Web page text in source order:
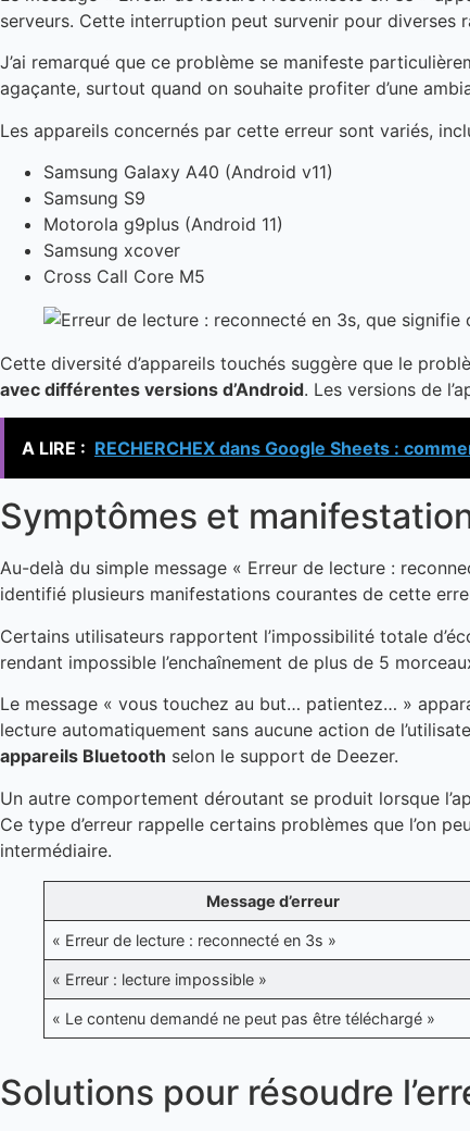
serveurs. Cette interruption peut survenir pour diverses
J’ai remarqué que ce problème se manifeste
agaçante, surtout quand on souhaite profiter d’une
Les appareils concernés par cette erreur sont variés,
Samsung Galaxy A40 (Android v11)
Samsung S9
Motorola g9plus (Android 11)
Samsung xcover
Cross Call Core M5
Cette diversité d’appareils touchés suggère que le
avec différentes versions d’Android. Les versions de
A LIRE : RECHERCHEX dans Google Sheets :
Symptômes et
Au-delà du simple message « Erreur de lecture :
identifié plusieurs manifestations courantes de cette
Certains utilisateurs rapportent l’impossibilité totale
rendant impossible l’enchaînement de plus de 5
Le message « vous touchez au but… patientez… »
lecture automatiquement sans aucune action de
appareils Bluetooth selon le support de Deezer.
Un autre comportement déroutant se produit lorsque
Ce type d’erreur rappelle certains problèmes que l’on
intermédiaire.
Message d’erreur
« Erreur de lecture : reconnecté en 3s »
« Erreur : lecture impossible »
« Le contenu demandé ne peut pas être téléchargé »
Solutions pour résoudre